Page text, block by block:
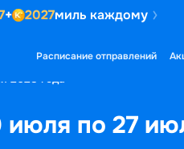
+ 2027миль каждому
Расписание отправлений
2028 года
июля по 27